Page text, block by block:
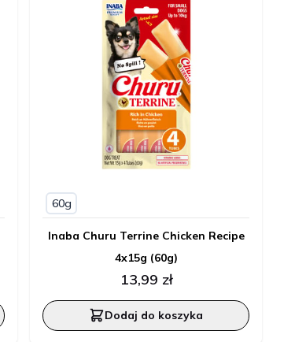
60g
Inaba Churu Terrine Chicken Recipe
4x15g (60g)
13,99 zł
Dodaj do koszyka